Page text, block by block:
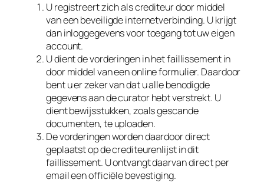
U registreert zich als crediteur door middel
van een beveiligde internetverbinding. U krijgt
dan inloggegevens voor toegang tot uw eigen
account.
U dient de vorderingen in het faillissement in
door middel van een online formulier. Daardoor
bent u er zeker van dat u alle benodigde
gegevens aan de curator hebt verstrekt. U
dient bewijsstukken, zoals gescande
documenten, te uploaden.
De vorderingen worden daardoor direct
geplaatst op de crediteurenlijst in dit
faillissement. U ontvangt daarvan direct per
email een officiële bevestiging.